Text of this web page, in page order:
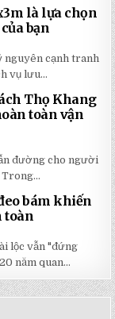
là lựa chọn
bạn
nguyên cạnh tranh
vụ lưu...
Thọ Khang
toàn vận
đường cho người
Trong...
bám khiến
toàn
lộc vẫn "đứng
năm quan...